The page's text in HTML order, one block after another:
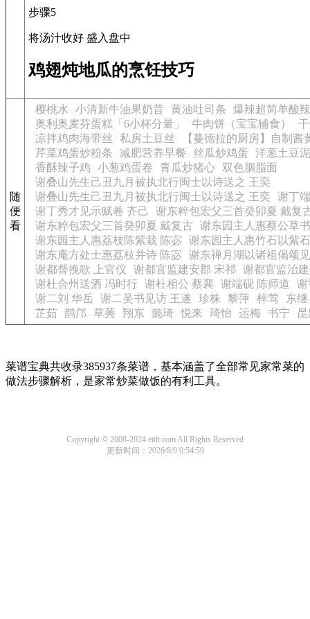
步骤5
将汤汁收好 盛入盘中
鸡翅炖地瓜的烹饪技巧
随
便
看
樱桃水 小清新牛油果奶昔 黄油吐司条
爆辣超简单酸
奥利奥麦芬蛋糕「6小杯分量」
牛肉饼（宝宝辅食）
凉拌鸡肉海带丝
私房土豆丝
【蔓德拉的厨房】自制酱
芹菜鸡蛋炒粉条
减肥营养早餐 丝瓜炒鸡蛋
洋葱土豆泥
香酥辣子鸡 小葱鸡蛋卷 青瓜炒猪心
双色胭脂面
谢叠山先生己丑九月被执北行闽士以诗送之 王奕
谢叠山先生己丑九月被执北行闽士以诗送之 王奕
谢丁
谢丁秀才见示赋卷 齐己
谢东粹包宏父三首癸卯夏 戴复
谢东粹包宏父三首癸卯夏 戴复古 谢东园主人惠蔡公草
谢东园主人惠荔枝陈紫栽 陈宓
谢东园主人惠竹石以紫
谢东庵方处士惠荔枝并诗 陈宓
谢东禅月湖以诸祖偈颂
谢都督挽歌 上官仪
谢都官监建安郡 宋祁 谢都官监治
谢杜合州送酒 冯时行
谢杜相公 蔡襄 谢端砚 陈师道
谢
谢二刘 华岳
谢二吴书见访 王遂 珍株 黎萍 梓莺
东继
芷茹
鹊邝 草莠 翔东 懿琦 悦来 琦怡 运梅 书宁
菜谱宝典共收录385937条菜谱，基本涵盖了全部常见家常菜的
做法步骤解析，是家常炒菜做饭的有利工具。
Copyright © 2008-2024 ettlt.com All Rights Reserved
更新时间：2026/8/9 0:54:59